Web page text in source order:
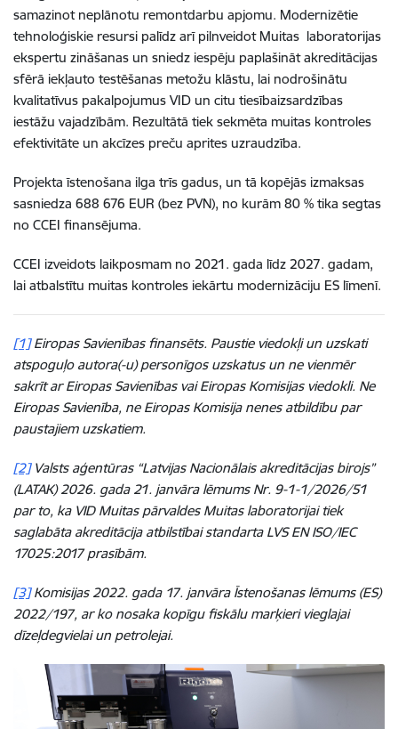
samazinot neplānotu remontdarbu apjomu. Modernizētie
tehnoloģiskie resursi palīdz arī pilnveidot Muitas laboratorijas
ekspertu zināšanas un sniedz iespēju paplašināt akreditācijas
sfērā iekļauto testēšanas metožu klāstu, lai nodrošinātu
kvalitatīvus pakalpojumus VID un citu tiesībaizsardzības
iestāžu vajadzībām. Rezultātā tiek sekmēta muitas kontroles
efektivitāte un akcīzes preču aprites uzraudzība.
Projekta īstenošana ilga trīs gadus, un tā kopējās izmaksas
sasniedza 688 676 EUR (bez PVN), no kurām 80 % tika segtas
no CCEI finansējuma.
CCEI izveidots laikposmam no 2021. gada līdz 2027. gadam,
lai atbalstītu muitas kontroles iekārtu modernizāciju ES līmenī.
[1]Eiropas Savienības finansēts. Paustie viedokļi un uzskati
atspoguļo autora(-u) personīgos uzskatus un ne vienmēr
sakrīt ar Eiropas Savienības vai Eiropas Komisijas viedokli. Ne
Eiropas Savienība, ne Eiropas Komisija nenes atbildību par
paustajiem uzskatiem.
[2] Valsts aģentūras “Latvijas Nacionālais akreditācijas birojs”
(LATAK) 2026. gada 21. janvāra lēmums Nr. 9-1-1/2026/51
par to, ka VID Muitas pārvaldes Muitas laboratorijai tiek
saglabāta akreditācija atbilstībai standarta LVS EN ISO/IEC
17025:2017 prasībām.
[3]Komisijas 2022. gada 17. janvāra Īstenošanas lēmums (ES)
2022/197, ar ko nosaka kopīgu fiskālu marķieri vieglajai
dīzeļdegvielai un petrolejai.